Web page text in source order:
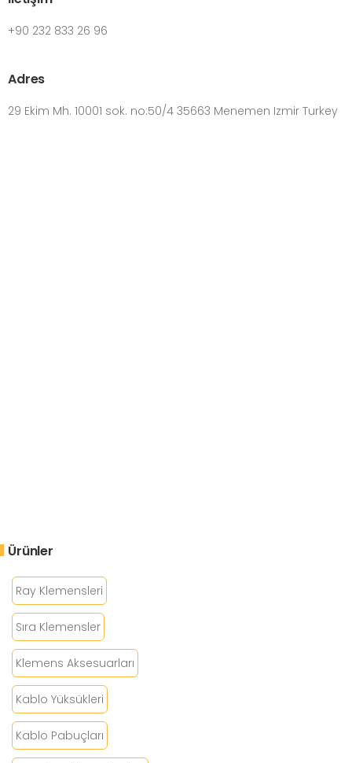
+90 232 833 26 96
Adres
29 Ekim Mh. 10001 sok. no:50/4 35663 Menemen Izmir Turkey
Ürünler
Ray Klemensleri
Sıra Klemensler
Klemens Aksesuarları
Kablo Yüksükleri
Kablo Pabuçları